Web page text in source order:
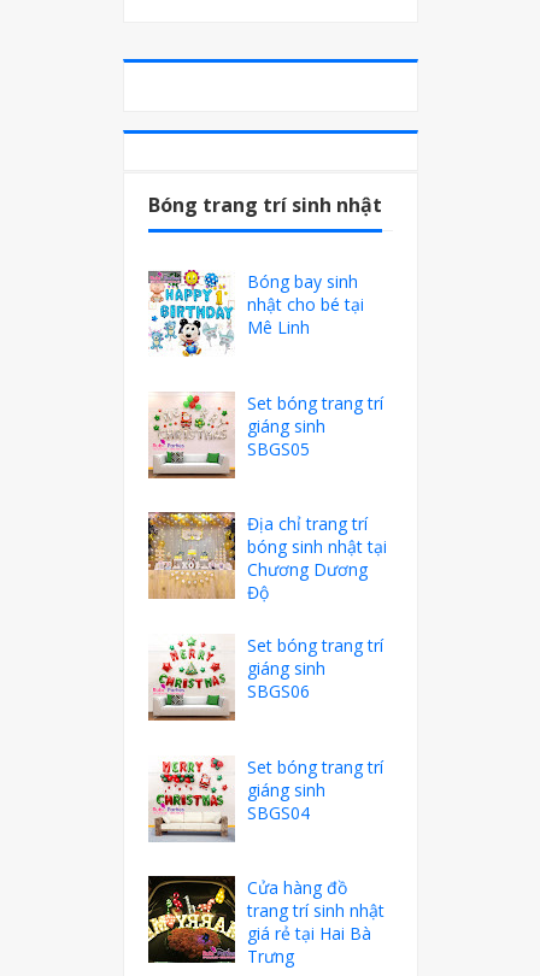
Bóng trang trí sinh nhật
Bóng bay sinh
nhật cho bé tại
Mê Linh
Set bóng trang trí
giáng sinh
SBGS05
Địa chỉ trang trí
bóng sinh nhật tại
Chương Dương
Độ
Set bóng trang trí
giáng sinh
SBGS06
Set bóng trang trí
giáng sinh
SBGS04
Cửa hàng đồ
trang trí sinh nhật
giá rẻ tại Hai Bà
Trưng